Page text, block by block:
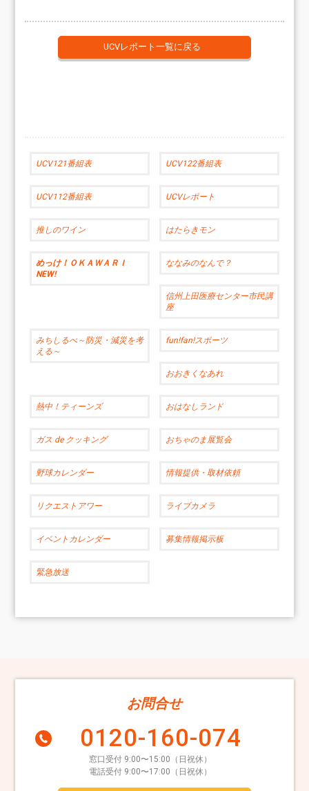
UCVレポート一覧に戻る
UCV121番組表 UCV122番組表
UCV112番組表 UCVレポート
推しのワイン はたらきモン
めっけ！ＯＫＡＷＡＲＩ
NEW!
ななみのなんで？
信州上田医療センター市民講
座
みちしるべ～防災・減災を考
える～
fun!fan!スポーツ
おおきくなあれ
熱中！ティーンズ おはなしランド
ガス de クッキング おちゃのま展覧会
野球カレンダー 情報提供・取材依頼
リクエストアワー ライブカメラ
イベントカレンダー 募集情報掲示板
緊急放送
お問合せ
0120-160-074
窓口受付 9:00〜15:00（日祝休）
電話受付 9:00〜17:00（日祝休）